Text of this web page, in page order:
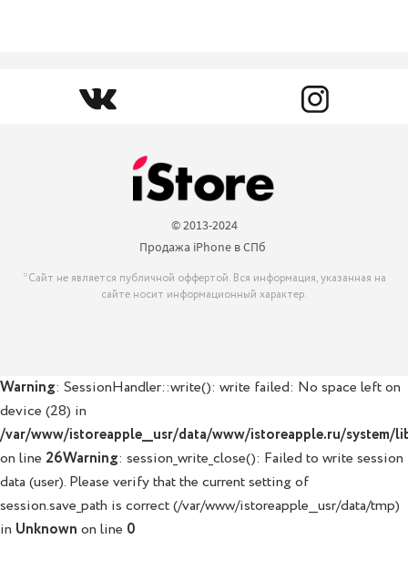
© 2013-2024
Продажа iPhone в СПб
*Сайт не является публичной оффертой. Вся информация, указанная на
сайте носит информационный характер.
Warning: SessionHandler::write(): write failed: No space left on
device (28) in
/var/www/istoreapple__usr/data/www/istoreapple.ru/system/
on line 26Warning: session_write_close(): Failed to write session
data (user). Please verify that the current setting of
session.save_path is correct (/var/www/istoreapple__usr/data/tmp)
in Unknown on line 0